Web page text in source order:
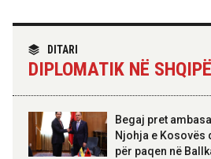
14:08 07-08-2026
“Fincantieri Albania” në Vlorë,
Nufi në divizionin e anijeve
detare në Itali: Njohje me
14:06 07-08-2026
Koçiu: Bajpasi i Tiranës, investim
strategjik për infrastrukturë
DITARI
DIPLOMATIK NË
Begaj pret
Njohja e Kosovës
për paqen në